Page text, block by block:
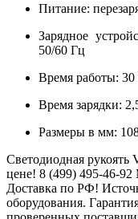
Питание:
Зарядное
50/60 Гц
Время работы:
Время зарядки:
Размеры в мм:
Светодиодная
цене! 8 (499) 495-46-
Доставка по РФ!
оборудования.